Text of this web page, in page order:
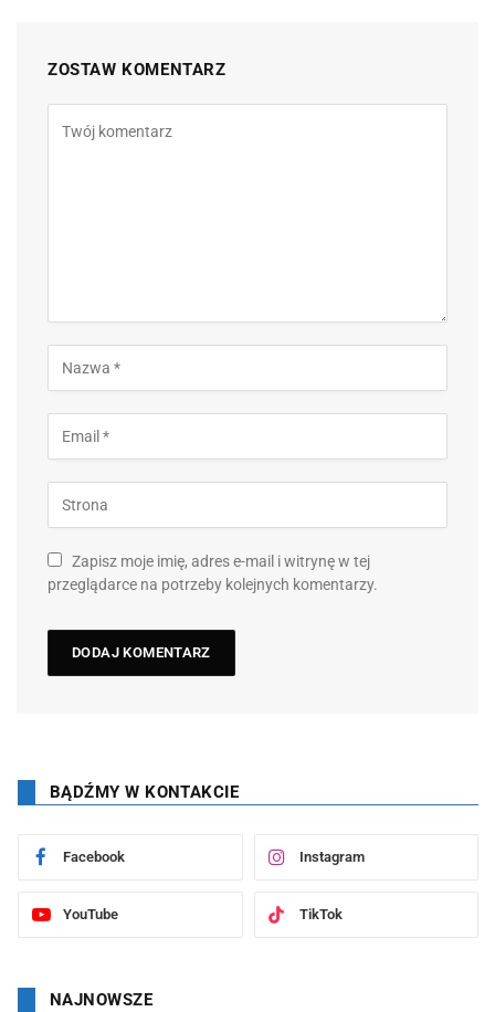
ZOSTAW KOMENTARZ
Zapisz moje imię, adres e-mail i witrynę w tej
przeglądarce na potrzeby kolejnych komentarzy.
BĄDŹMY W KONTAKCIE
Facebook Instagram
YouTube TikTok
NAJNOWSZE